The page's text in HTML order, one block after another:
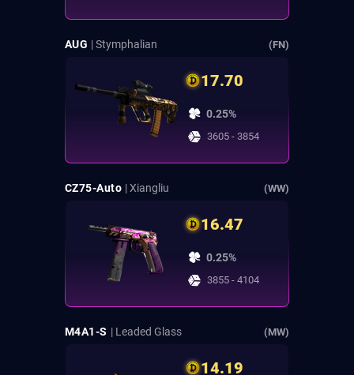
AUG | Stymphalian (FN)
17.70
0.25%
3605 - 3854
CZ75-Auto | Xiangliu (WW)
16.47
0.25%
3855 - 4104
M4A1-S | Leaded Glass (MW)
14.19